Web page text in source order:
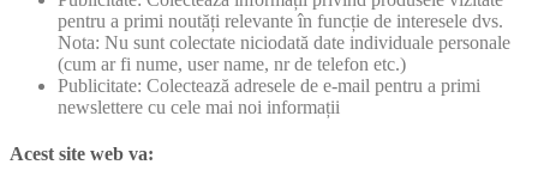
pentru a primi noutăți relevante în funcție de interesele dvs.
Nota: Nu sunt colectate niciodată date individuale personale
(cum ar fi nume, user name, nr de telefon etc.)
Publicitate: Colectează adresele de e-mail pentru a primi
newslettere cu cele mai noi informații
Acest site web va: